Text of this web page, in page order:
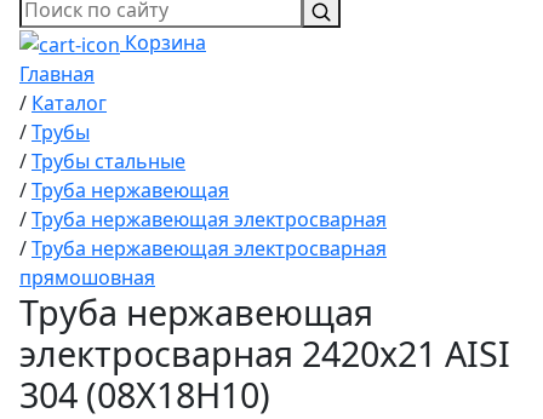
Корзина
Главная
/ Каталог
/Трубы
/Трубы стальные
/Труба нержавеющая
/Труба нержавеющая электросварная
/Труба нержавеющая электросварная
прямошовная
Труба нержавеющая
электросварная 2420х21 AISI
304 (08Х18Н10)